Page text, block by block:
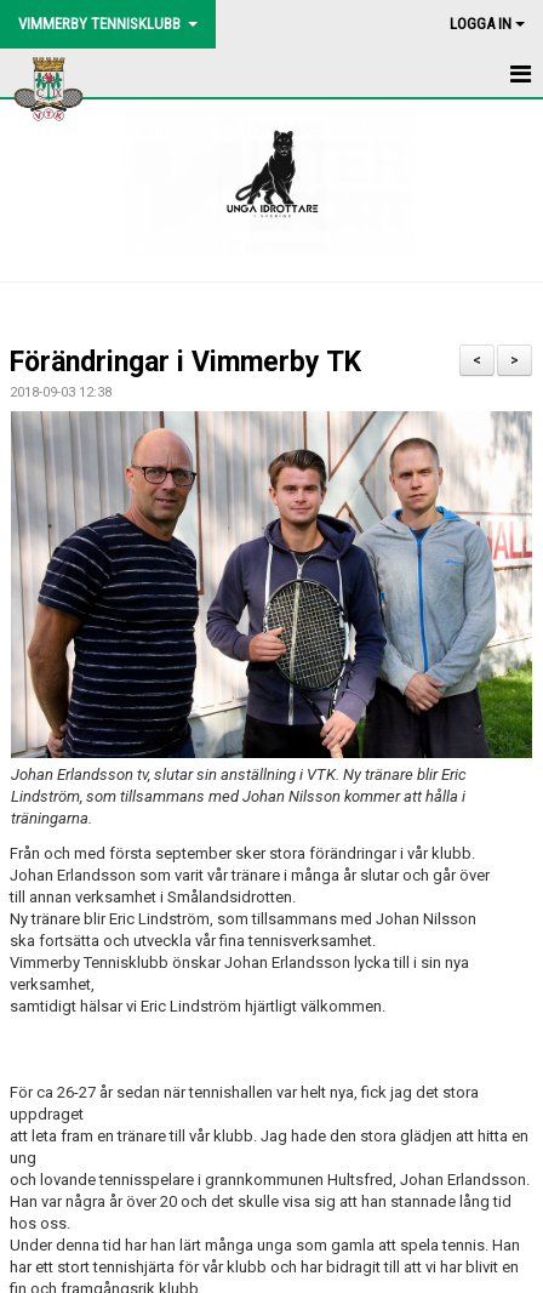
VIMMERBY TENNISKLUBB LOGGA IN
HEM
UTEBANORNA
AKTIVITETER
KONTAKT
KALENDER
>
<
Förändringar i Vimmerby TK
2018-09-03 12:38
Johan Erlandsson tv, slutar sin anställning i VTK. Ny tränare blir Eric
Lindström, som tillsammans med Johan Nilsson kommer att hålla i
träningarna.
Från och med första september sker stora förändringar i vår klubb.
Johan Erlandsson som varit vår tränare i många år slutar och går över
till annan verksamhet i Smålandsidrotten.
Ny tränare blir Eric Lindström, som tillsammans med Johan Nilsson
ska fortsätta och utveckla vår fina tennisverksamhet.
Vimmerby Tennisklubb önskar Johan Erlandsson lycka till i sin nya
verksamhet,
samtidigt hälsar vi Eric Lindström hjärtligt välkommen.
För ca 26-27 år sedan när tennishallen var helt nya, fick jag det stora
uppdraget
att leta fram en tränare till vår klubb. Jag hade den stora glädjen att hitta en
ung
och lovande tennisspelare i grannkommunen Hultsfred, Johan Erlandsson.
Han var några år över 20 och det skulle visa sig att han stannade lång tid
hos oss.
Under denna tid har han lärt många unga som gamla att spela tennis. Han
har ett stort tennishjärta för vår klubb och har bidragit till att vi har blivit en
fin och framgångsrik klubb.